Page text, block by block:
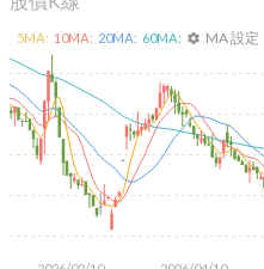
5MA: 10MA: 20MA: 60MA: settings MA 設定